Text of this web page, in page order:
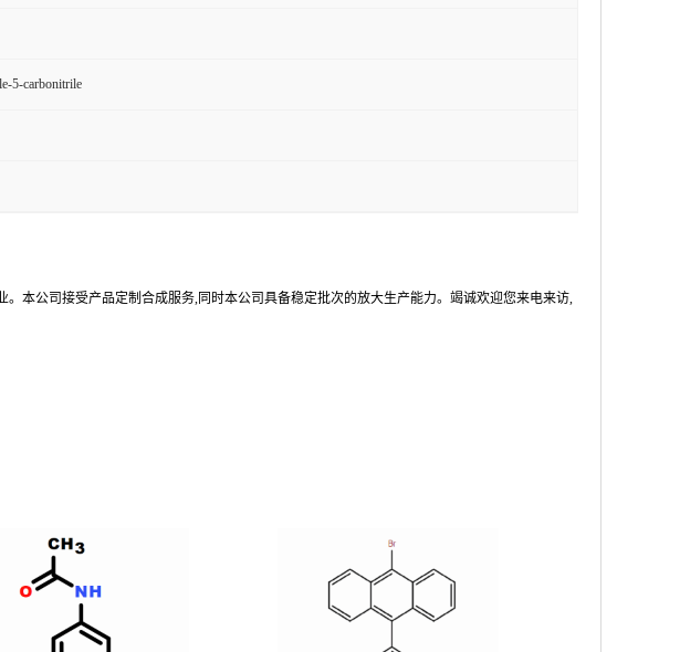
5-carbonitrile
本公司接受产品定制合成服务,同时本公司具备稳定批次的放大生产能力。竭诚欢迎您来电来访,